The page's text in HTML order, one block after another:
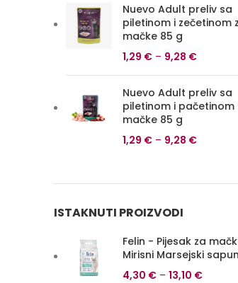
Nuevo Adult preliv sa
piletinom i zečetinom
mačke 85 g
1,29 € – 9,28 €
Nuevo Adult preliv sa
piletinom i pačetinom
mačke 85 g
1,29 € – 9,28 €
ISTAKNUTI PROIZVODI
Felin - Pijesak za
Mirisni Marsejski sapun
4,30 € – 13,10 €